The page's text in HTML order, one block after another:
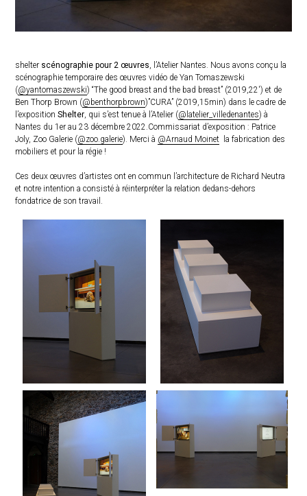
shelter scénographie pour 2 œuvres
, l’Atelier Nantes. Nous avons conçu la
scénographie temporaire des œuvres vidéo de Yan Tomaszewski
(@yantomaszewski) “The good breast and the bad breast” (2019,22′) et de
Ben Thorp Brown (@benthorpbrown)”CURA” (2019,15min) dans le cadre de
l’expositionShelter , qui s’est tenue à l’Atelier (@latelier_villedenantes) à
Nantes du 1er au 23 décembre 2022.Commissariat d’exposition : Patrice
Joly, Zoo Galerie (@zoo.galerie). Merci à @Arnaud Moinet la fabrication des
mobiliers et pour la régie !
Ces deux œuvres d’artistes ont en commun l’architecture de Richard Neutra
et notre intention a consisté à réinterpréter la relation dedans-dehors
fondatrice de son travail.